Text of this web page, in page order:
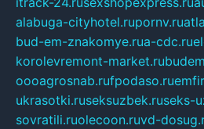
alabuga-cityhotel.rupornv.ru
bud-em-znakomye.rua-cdc.ru
korolevremont-market.ru
oooagrosnab.rufpodaso.ru
ukrasotki.ruseksuzbek.ruseks-
sovratili.ruolecoon.ruvd-